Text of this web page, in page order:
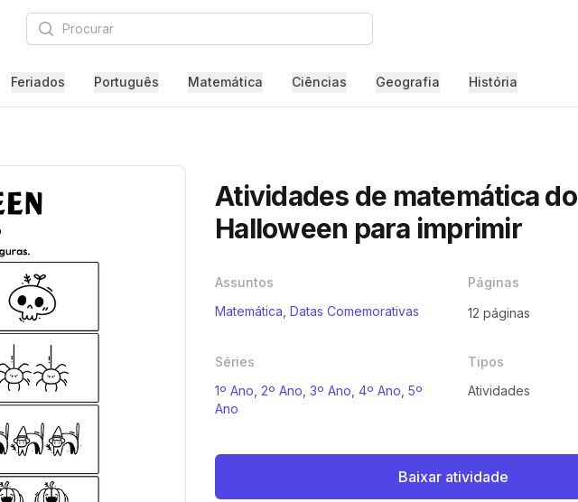
Procurar
Feriados Português Matemática Ciências Geografia História
Atividades de matemática do
Halloween para imprimir
Assuntos
Matemática Datas Comemorativas
Páginas
12 páginas
Séries
1º Ano 2º Ano 3º Ano 4º Ano 5º
Ano
Tipos
Atividades
Baixar atividade